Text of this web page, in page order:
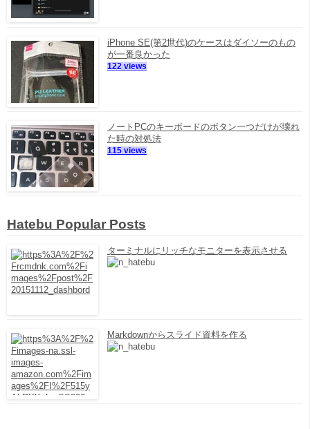
iPhone SE(第2世代)のケースはダイソーのもの
が一番良かった
122 views
ノートPCのキーボードのボタン一つだけが壊れ
た時の対処法
115 views
Hatebu Popular Posts
ターミナルにリッチなモニターを表示させる
Markdownからスライド資料を作る